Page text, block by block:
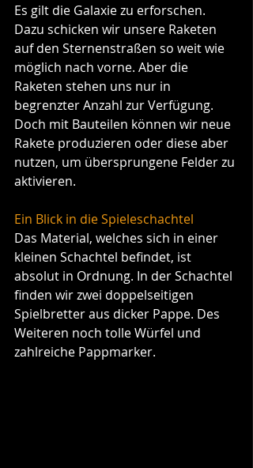
Es gilt die Galaxie zu erforschen.
Dazu schicken wir unsere Raketen
auf den Sternenstraßen so weit wie
möglich nach vorne. Aber die
Raketen stehen uns nur in
begrenzter Anzahl zur Verfügung.
Doch mit Bauteilen können wir neue
Rakete produzieren oder diese aber
nutzen, um übersprungene Felder zu
aktivieren.
Ein Blick in die Spieleschachtel
Das Material, welches sich in einer
kleinen Schachtel befindet, ist
absolut in Ordnung. In der Schachtel
finden wir zwei doppelseitigen
Spielbretter aus dicker Pappe. Des
Weiteren noch tolle Würfel und
zahlreiche Pappmarker.